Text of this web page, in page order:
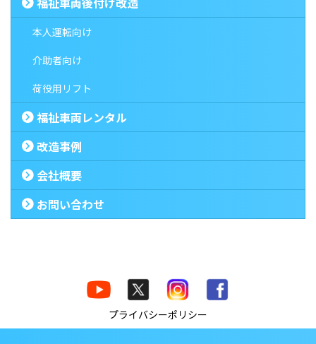
本人運転向け
介助者向け
荷役用リフト
福祉車両レンタル
改造事例
会社概要
お問い合わせ
プライバシーポリシー